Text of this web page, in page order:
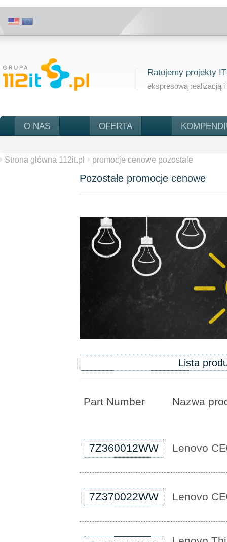
Ratujemy projekty IT
ekspresową realizacją i
O NAS OFERTA
Strona główna 112it.pl promocje cenowe pozostale
Pozostałe promocje cenowe
Lista
Part Number Nazwa
7Z360012WW Lenovo
7Z370022WW Lenovo